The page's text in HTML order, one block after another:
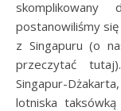
postanowiliśmy
z Singapuru (o
przeczytać
Singapur-
lotniska